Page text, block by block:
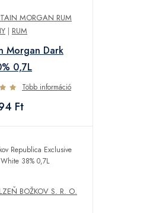
MORGAN RUM
| RUM
Morgan Dark
0,7L
Több információ
Ft
BOŽKOV S. R. O.